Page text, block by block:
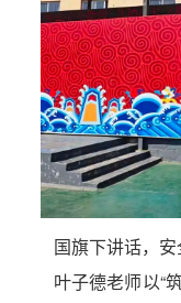
国旗下讲话，
叶子德老师以“